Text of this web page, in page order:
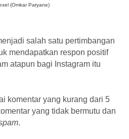
(Omkar Patyane)
salah satu pertimbangan
mendapatkan respon positif
atapun bagi Instagram itu
komentar yang kurang dari 5
yang tidak bermutu dan
.